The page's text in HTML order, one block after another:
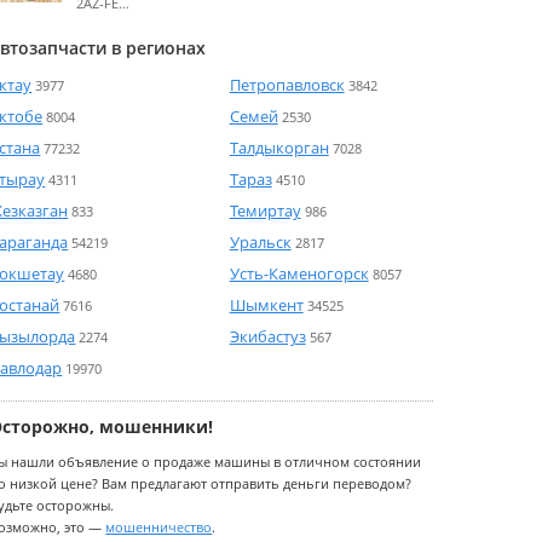
в регионах
3977
8004
77232
4311
833
54219
4680
7616
2274
19970
Петропавловск 3842
Семей 2530
Талдыкорган 7028
Тараз 4510
Темиртау 986
Уральск 2817
Усть-Каменогорск 8057
Шымкент 34525
Экибастуз 567
мошенники!
нашли объявление о продаже машины в отличном состоянии
низкой цене? Вам предлагают отправить деньги переводом?
осторожны.
это — мошенничество.